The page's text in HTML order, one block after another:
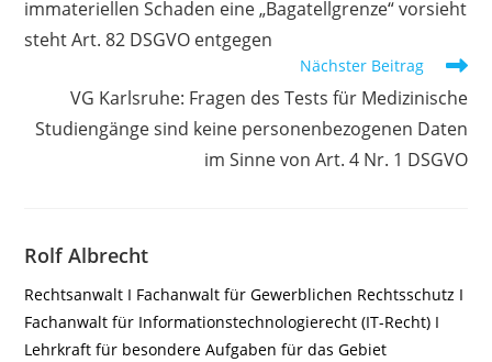
immateriellen Schaden eine „Bagatellgrenze“ vorsieht
steht Art. 82 DSGVO entgegen
Nächster Beitrag
VG Karlsruhe: Fragen des Tests für Medizinische
Studiengänge sind keine personenbezogenen Daten
im Sinne von Art. 4 Nr. 1 DSGVO
Rolf Albrecht
Rechtsanwalt I Fachanwalt für Gewerblichen Rechtsschutz I
Fachanwalt für Informationstechnologierecht (IT-Recht) I
Lehrkraft für besondere Aufgaben für das Gebiet